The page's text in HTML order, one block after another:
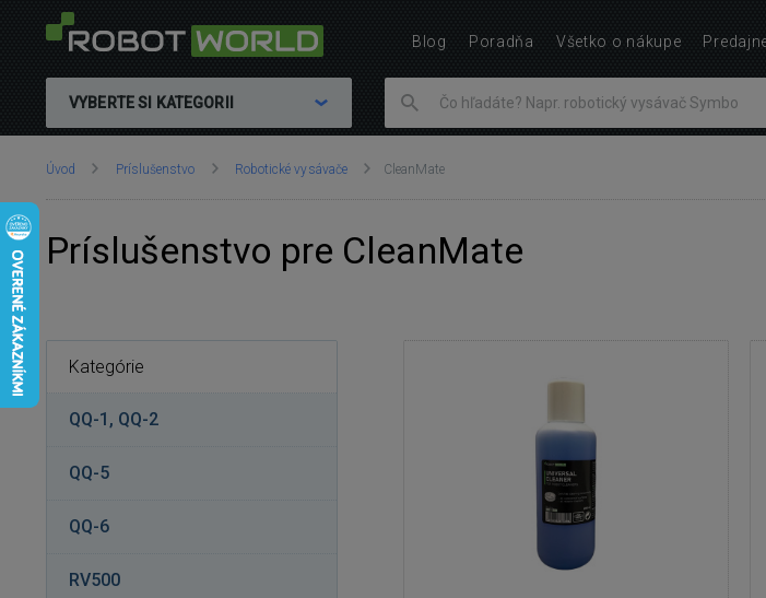
VYBERTE SI KATEGORII
Nachádzate
Úvod Príslušenstvo Robotické vysávače CleanMate
Príslušenstvo pre CleanMate
Kategórie
QQ-1, QQ-2
QQ-5
QQ-6
RV500
Blog Poradňa Všetko o nákupe